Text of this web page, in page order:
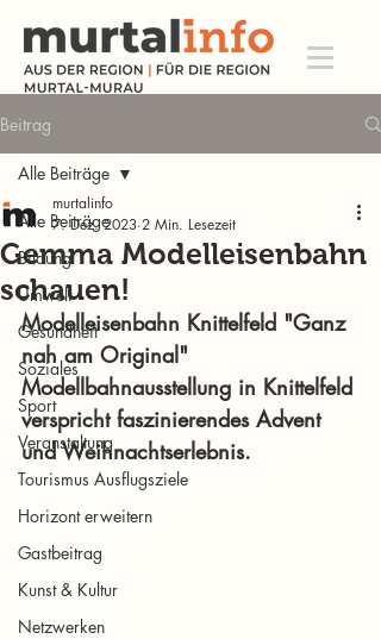
Beitrag
Alle Beiträge
Bildung
Umwelt
Gesundheit
Soziales
Sport
Veranstaltung
Tourismus Ausflugsziele
Horizont erweitern
Gastbeitrag
Kunst & Kultur
Netzwerken
Alle Beiträge
Gemma Modelleisenbahn
schauen!
murtalinfo
7. Dez. 2023 2 Min. Lesezeit
Modelleisenbahn Knittelfeld "Ganz
nah am Original"
Modellbahnausstellung in Knittelfeld
verspricht faszinierendes Advent
und Weihnachtserlebnis.